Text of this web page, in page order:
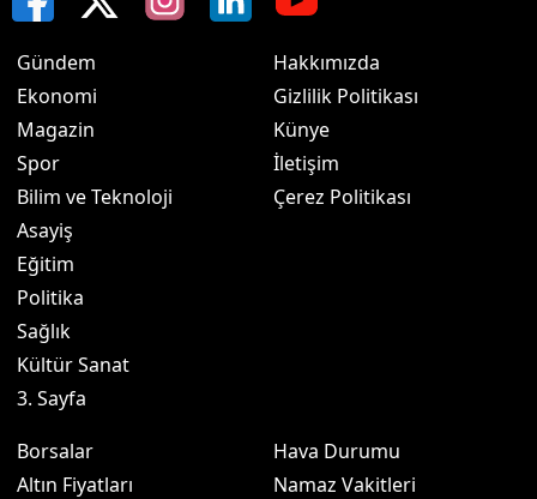
Gündem
Ekonomi
Magazin
Spor
Bilim ve Teknoloji
Asayiş
Eğitim
Politika
Sağlık
Kültür Sanat
3. Sayfa
Hakkımızda
Gizlilik Politikası
Künye
İletişim
Çerez Politikası
Borsalar
Altın Fiyatları
Hava Durumu
Namaz Vakitleri